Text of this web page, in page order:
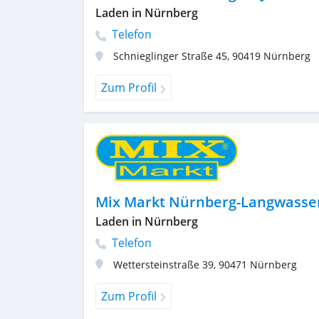
Laden in Nürnberg
Telefon
Schnieglinger Straße 45, 90419 Nürnberg
Zum Profil
Mix Markt Nürnberg-
Laden in Nürnberg
Telefon
Wettersteinstraße 39, 90471 Nürnberg
Zum Profil